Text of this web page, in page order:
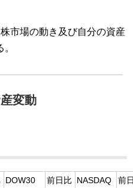
市場の動き及び自分の資産
変動
DOW30 前日比 NASDAQ
前